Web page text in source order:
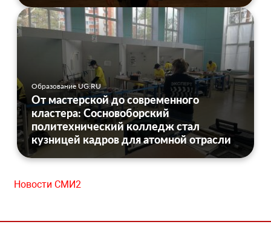
Образование UG.RU
От мастерской до современного
кластера: Сосновоборский
политехнический колледж стал
кузницей кадров для атомной отрасли
Новости СМИ2